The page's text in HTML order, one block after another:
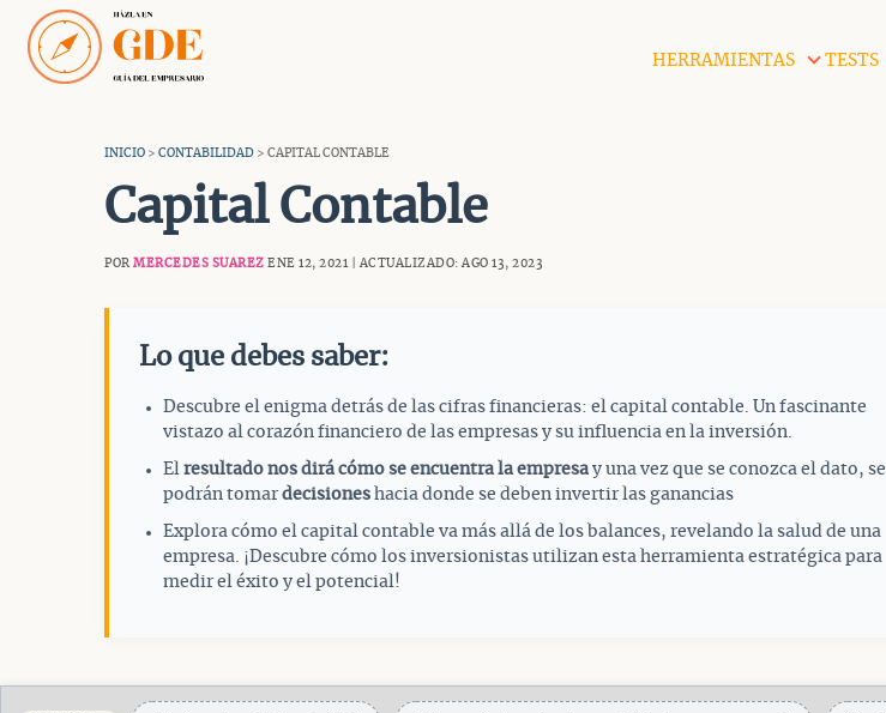
Saltar
contenido
HERRAMIENTAS TESTS
INICIO > CONTABILIDAD > CAPITAL CONTABLE
Capital Contable
POR MERCEDES SUAREZ ENE 12, 2021 | ACTUALIZADO: AGO 13, 2023
Lo que debes saber:
Descubre el enigma detrás de las cifras financieras: el capital contable. Un fascinante
vistazo al corazón financiero de las empresas y su influencia en la inversión.
El resultado nos dirá cómo se encuentra la empresa y una vez que se conozca el dato, se
podrán tomar decisiones hacia donde se deben invertir las ganancias
Explora cómo el capital contable va más allá de los balances, revelando la salud de una
empresa. ¡Descubre cómo los inversionistas utilizan esta herramienta estratégica para
medir el éxito y el potencial!